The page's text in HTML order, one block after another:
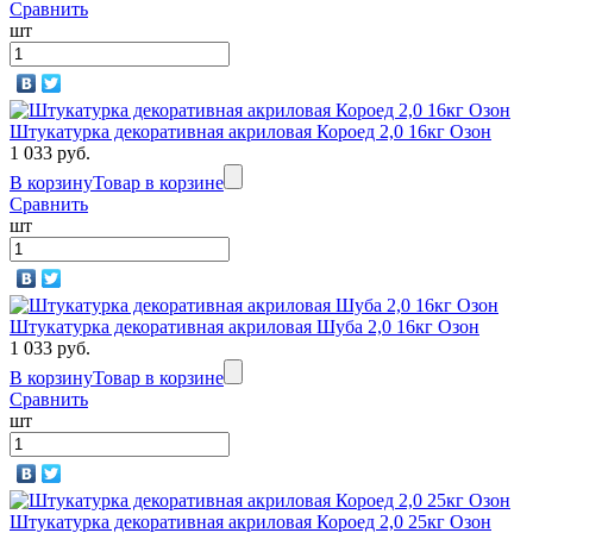
Сравнить
шт
Штукатурка декоративная акриловая Короед 2,0 16кг Озон
1 033 руб.
В корзинуТовар в корзине
Сравнить
шт
Штукатурка декоративная акриловая Шуба 2,0 16кг Озон
1 033 руб.
В корзинуТовар в корзине
Сравнить
шт
Штукатурка декоративная акриловая Короед 2,0 25кг Озон